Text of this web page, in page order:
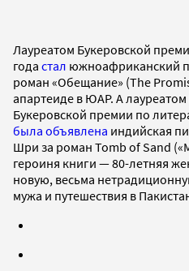
Лауреатом Букеровской
года стал южноафриканский
роман «Обещание» (The
апартеиде в ЮАР. А
Букеровской премии по
была объявлена индийская
Шри за роман Tomb of Sand
героиня книги — 80-летняя
новую, весьма
мужа и путешествия в